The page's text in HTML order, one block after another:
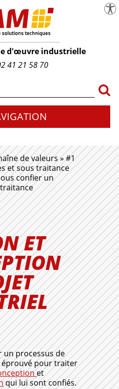
en maîtrise d'œuvre
d'œuvre industrielle
41 21 58 70
de valeurs»#1
et sous traitance
confier un
ET
un processus de
pour traiter
et
qui lui sont confiés.